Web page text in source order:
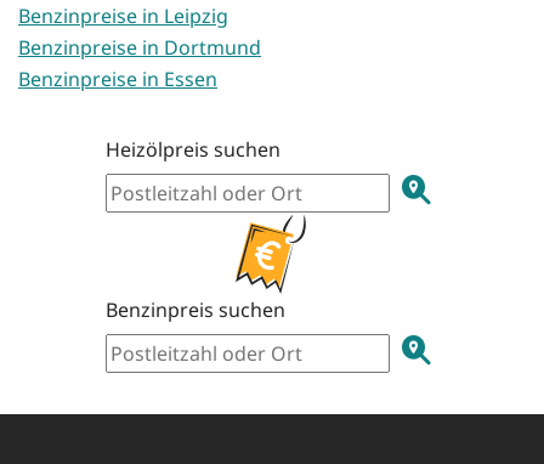
Benzinpreise in Leipzig
Benzinpreise in Dortmund
Benzinpreise in Essen
Heizölpreis suchen
Benzinpreis suchen